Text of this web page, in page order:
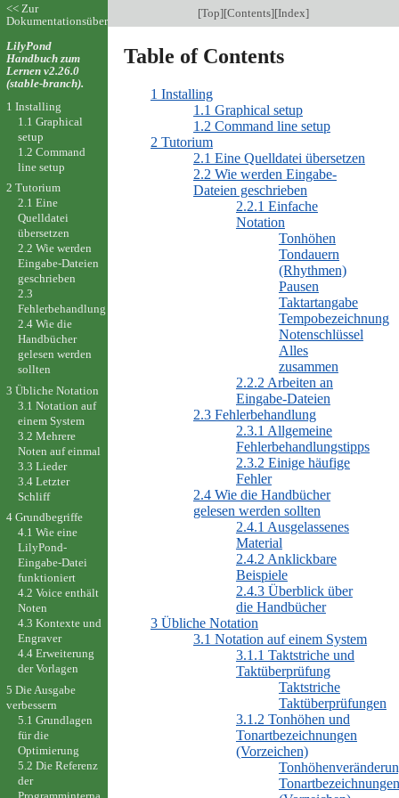
[Top][Contents][Index]
Table of Contents
1 Installing
1.1 Graphical setup
1.2 Command line setup
2 Tutorium
2.1 Eine Quelldatei übersetzen
2.2 Wie werden Eingabe-
Dateien geschrieben
2.2.1 Einfache
Notation
Tonhöhen
Tondauern
(Rhythmen)
Pausen
Taktartangabe
Tempobezeichnung
Notenschlüssel
Alles
zusammen
2.2.2 Arbeiten an
Eingabe-Dateien
2.3 Fehlerbehandlung
2.3.1 Allgemeine
Fehlerbehandlungstipps
2.3.2 Einige häufige
Fehler
2.4 Wie die Handbücher
gelesen werden sollten
2.4.1 Ausgelassenes
Material
2.4.2 Anklickbare
Beispiele
2.4.3 Überblick über
die Handbücher
3 Übliche Notation
3.1 Notation auf einem System
3.1.1 Taktstriche und
Taktüberprüfung
Taktstriche
Taktüberprüfungen
3.1.2 Tonhöhen und
Tonartbezeichnungen
(Vorzeichen)
Tonartbezeichnungen
<< Zur
Dokumentationsübersicht
LilyPond
Handbuch zum
Lernen v2.26.0
(stable-branch).
1 Installing
1.1 Graphical
setup
1.2 Command
line setup
2 Tutorium
2.1 Eine
Quelldatei
übersetzen
2.2 Wie werden
Eingabe-Dateien
geschrieben
2.3
Fehlerbehandlung
2.4 Wie die
Handbücher
gelesen werden
sollten
3 Übliche Notation
3.1 Notation auf
einem System
3.2 Mehrere
Noten auf einmal
3.3 Lieder
3.4 Letzter
Schliff
4 Grundbegriffe
4.1 Wie eine
LilyPond-
Eingabe-Datei
funktioniert
4.2 Voice enthält
Noten
4.3 Kontexte und
Engraver
4.4 Erweiterung
der Vorlagen
5 Die Ausgabe
verbessern
5.1 Grundlagen
für die
Optimierung
5.2 Die Referenz
der